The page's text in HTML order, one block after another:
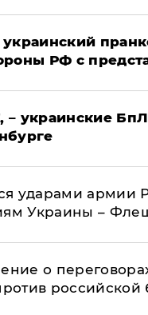
украинский
РФ с
– украинские
ударами армии
Украины –
о
российской